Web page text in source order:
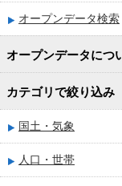
オープンデータ検索
オープンデータにつ
カテゴリで絞り込み
国土・気象
人口・世帯